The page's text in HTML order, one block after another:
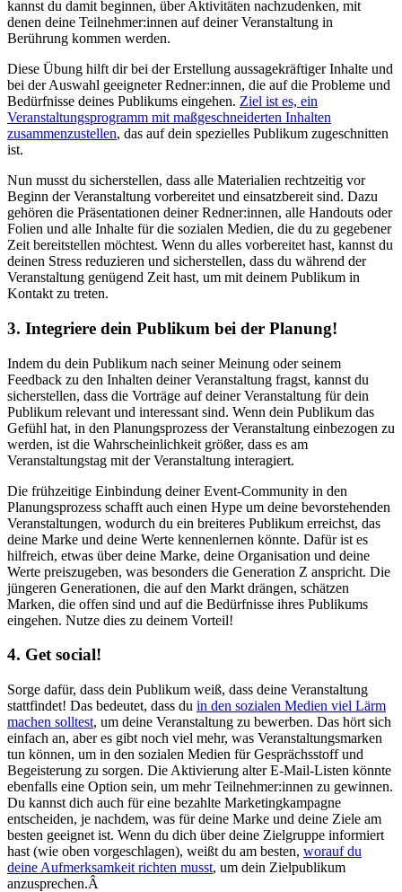
kannst du damit beginnen, über Aktivitäten nachzudenken, mit
denen deine Teilnehmer:innen auf deiner Veranstaltung in
Berührung kommen werden.
Diese Übung hilft dir bei der Erstellung aussagekräftiger Inhalte und
bei der Auswahl geeigneter Redner:innen, die auf die Probleme und
Bedürfnisse deines Publikums eingehen. Ziel ist es, ein
Veranstaltungsprogramm mit maßgeschneiderten Inhalten
zusammenzustellen, das auf dein spezielles Publikum zugeschnitten
ist.
Nun musst du sicherstellen, dass alle Materialien rechtzeitig vor
Beginn der Veranstaltung vorbereitet und einsatzbereit sind. Dazu
gehören die Präsentationen deiner Redner:innen, alle Handouts oder
Folien und alle Inhalte für die sozialen Medien, die du zu gegebener
Zeit bereitstellen möchtest. Wenn du alles vorbereitet hast, kannst du
deinen Stress reduzieren und sicherstellen, dass du während der
Veranstaltung genügend Zeit hast, um mit deinem Publikum in
Kontakt zu treten.
3. Integriere dein Publikum bei der Planung!
Indem du dein Publikum nach seiner Meinung oder seinem
Feedback zu den Inhalten deiner Veranstaltung fragst, kannst du
sicherstellen, dass die Vorträge auf deiner Veranstaltung für dein
Publikum relevant und interessant sind. Wenn dein Publikum das
Gefühl hat, in den Planungsprozess der Veranstaltung einbezogen zu
werden, ist die Wahrscheinlichkeit größer, dass es am
Veranstaltungstag mit der Veranstaltung interagiert.
Die frühzeitige Einbindung deiner Event-Community in den
Planungsprozess schafft auch einen Hype um deine bevorstehenden
Veranstaltungen, wodurch du ein breiteres Publikum erreichst, das
deine Marke und deine Werte kennenlernen könnte. Dafür ist es
hilfreich, etwas über deine Marke, deine Organisation und deine
Werte preiszugeben, was besonders die Generation Z anspricht. Die
jüngeren Generationen, die auf den Markt drängen, schätzen
Marken, die offen sind und auf die Bedürfnisse ihres Publikums
eingehen. Nutze dies zu deinem Vorteil!
4. Get social!
Sorge dafür, dass dein Publikum weiß, dass deine Veranstaltung
stattfindet! Das bedeutet, dass du in den sozialen Medien viel Lärm
machen solltest, um deine Veranstaltung zu bewerben. Das hört sich
einfach an, aber es gibt noch viel mehr, was Veranstaltungsmarken
tun können, um in den sozialen Medien für Gesprächsstoff und
Begeisterung zu sorgen. Die Aktivierung alter E-Mail-Listen könnte
ebenfalls eine Option sein, um mehr Teilnehmer:innen zu gewinnen.
Du kannst dich auch für eine bezahlte Marketingkampagne
entscheiden, je nachdem, was für deine Marke und deine Ziele am
besten geeignet ist. Wenn du dich über deine Zielgruppe informiert
hast (wie oben vorgeschlagen), weißt du am besten, worauf du
deine Aufmerksamkeit richten musst, um dein Zielpublikum
anzusprechen.Â